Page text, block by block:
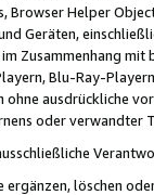
Helper
Geräten,
Zusammenhang
Blu-Ray-
ohne ausdrückliche
oder
ergänzen, löschen